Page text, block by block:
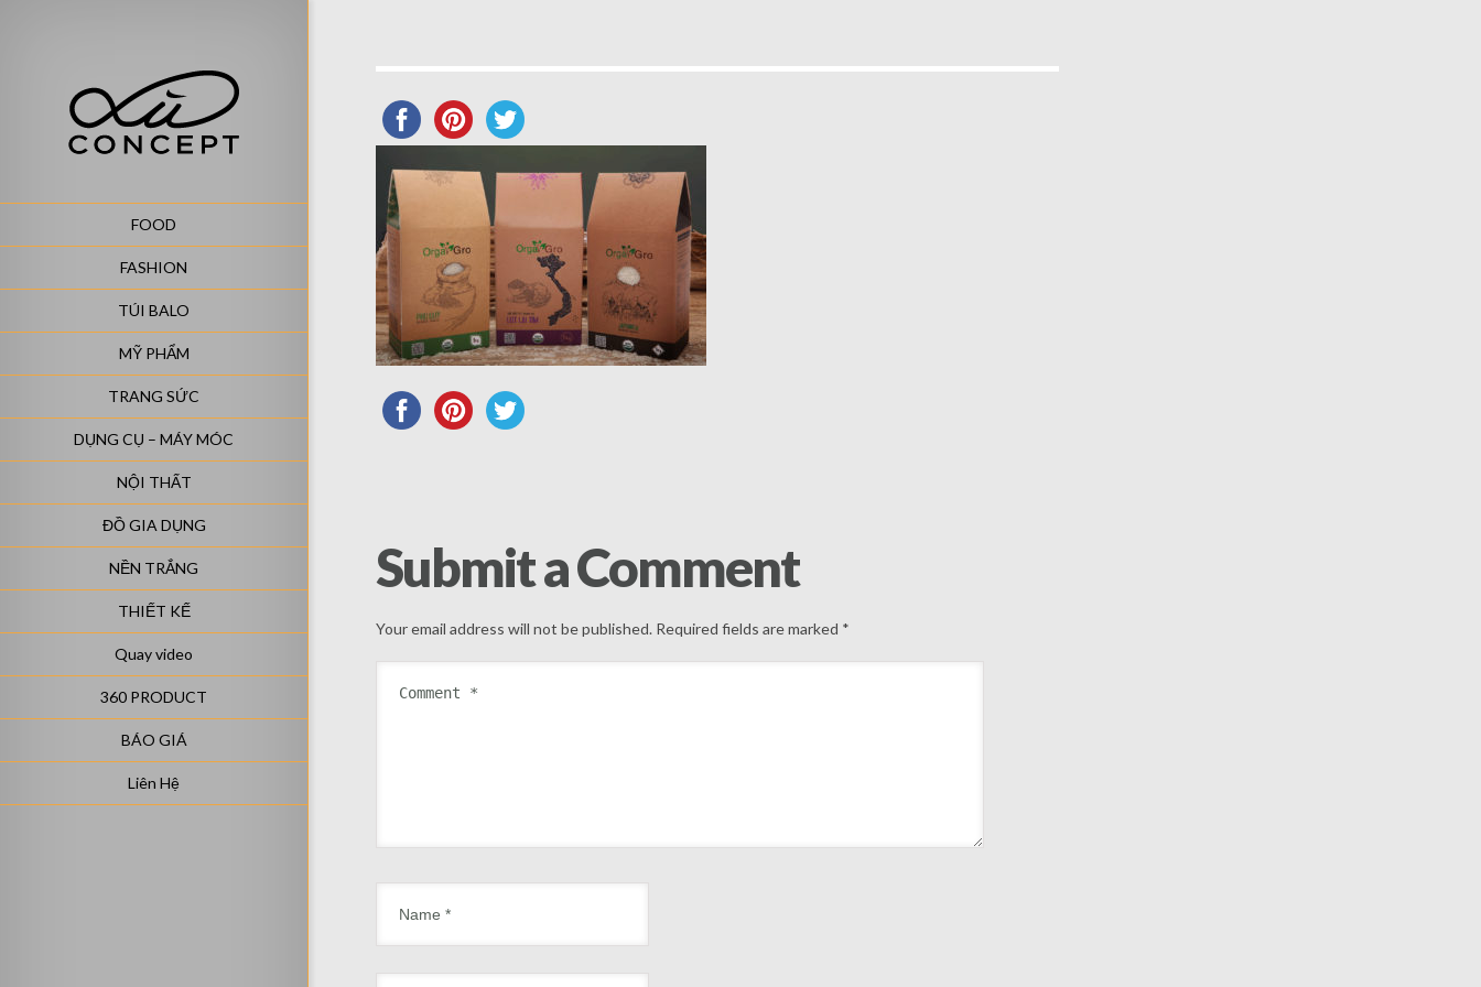
FOOD
FASHION
TÚI BALO
MỸ PHẨM
TRANG SỨC
DỤNG CỤ – MÁY MÓC
NỘI THẤT
ĐỒ GIA DỤNG
NỀN TRẮNG
THIẾT KẾ
Quay video
360 PRODUCT
BÁO GIÁ
Liên Hệ
Submit a Comment
Your email address will not be published. Required fields are marked *